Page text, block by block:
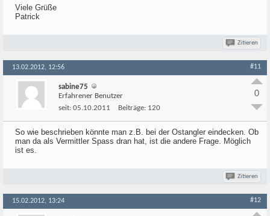
Viele Grüße
Patrick
Zitieren
13.02.2012, 12:56 #11
sabine75
Erfahrener Benutzer
seit: 05.10.2011 Beiträge: 120
0
So wie beschrieben könnte man z.B. bei der Ostangler eindecken. Ob
man da als Vermittler Spass dran hat, ist die andere Frage. Möglich
ist es.
Zitieren
15.02.2012, 13:24 #12